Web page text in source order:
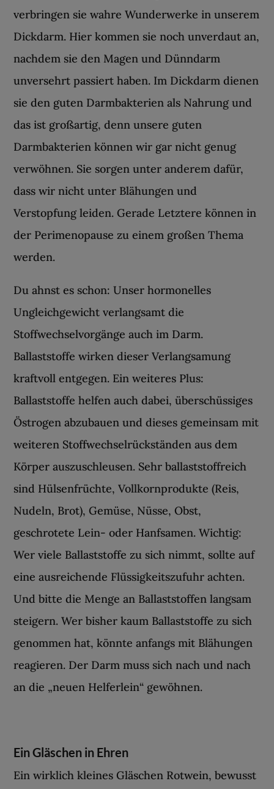
verbringen sie wahre Wunderwerke in unserem
Dickdarm. Hier kommen sie noch unverdaut an,
nachdem sie den Magen und Dünndarm
unversehrt passiert haben. Im Dickdarm dienen
sie den guten Darmbakterien als Nahrung und
das ist großartig, denn unsere guten
Darmbakterien können wir gar nicht genug
verwöhnen. Sie sorgen unter anderem dafür,
dass wir nicht unter Blähungen und
Verstopfung leiden. Gerade Letztere können in
der Perimenopause zu einem großen Thema
werden.
Du ahnst es schon: Unser hormonelles
Ungleichgewicht verlangsamt die
Stoffwechselvorgänge auch im Darm.
Ballaststoffe wirken dieser Verlangsamung
kraftvoll entgegen. Ein weiteres Plus:
Ballaststoffe helfen auch dabei, überschüssiges
Östrogen abzubauen und dieses gemeinsam mit
weiteren Stoffwechselrückständen aus dem
Körper auszuschleusen. Sehr ballaststoffreich
sind Hülsenfrüchte, Vollkornprodukte (Reis,
Nudeln, Brot), Gemüse, Nüsse, Obst,
geschrotete Lein- oder Hanfsamen. Wichtig:
Wer viele Ballaststoffe zu sich nimmt, sollte auf
eine ausreichende Flüssigkeitszufuhr achten.
Und bitte die Menge an Ballaststoffen langsam
steigern. Wer bisher kaum Ballaststoffe zu sich
genommen hat, könnte anfangs mit Blähungen
reagieren. Der Darm muss sich nach und nach
an die „neuen Helferlein“ gewöhnen.
Ein Gläschen in Ehren
Ein wirklich kleines Gläschen Rotwein, bewusst